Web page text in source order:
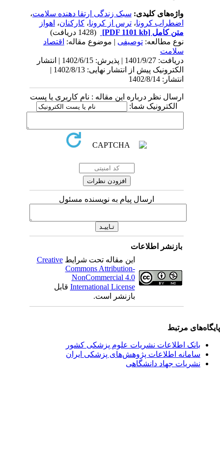
واژه‌های کلیدی:سبک زندگی ارتقا دهنده سلامت،
اضطراب کرونا،ترس از کرونا،کارکنان،اهواز
متن کامل[PDF 1101 kb]
نوع مطالعه:توصیفی| موضوع مقاله:اقتصاد
سلامت
دریافت: 1401/9/27 | پذیرش: 1402/6/15 | انتشار
الکترونیک پیش از انتشار نهایی: 1402/8/13 |
انتشار: 1402/8/14
ارسال نظر درباره این مقاله : نام کاربری یا پست
الکترونیک شما:
ارسال پیام به نویسنده مسئول
بازنشر اطلاعات
این مقاله تحت شرایطCreative
Commons Attribution-
NonCommercial 4.0
International Licenseقابل
بازنشر است.
مرتبط
بانک اطلاعات نشریات علوم پزشکی کشور
سامانه اطلاعات پژوهش‌های پزشکی ایران
نشریات جهاد دانشگاهی